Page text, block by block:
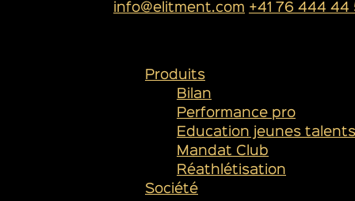
info@elitment.com +41 76 444 44
Produits
Bilan
Performance pro
Education jeunes talents
Mandat Club
Réathlétisation
Société